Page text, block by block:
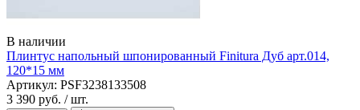
В наличии
Плинтус напольный шпонированный Finitura Дуб арт.014,
120*15 мм
Артикул: PSF3238133508
3 390 руб. / шт.